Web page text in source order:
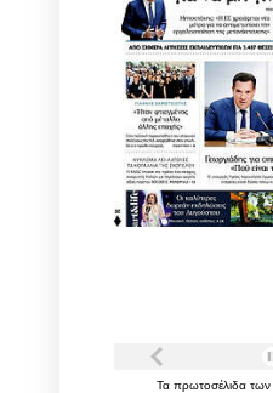
Τα πρωτοσέλιδα των